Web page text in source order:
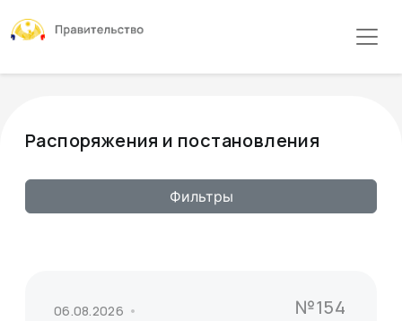
Распоряжения и постановления
Фильтры
06.08.2026
№154